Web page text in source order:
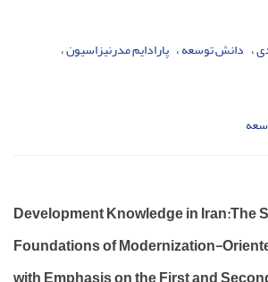
دانش توسعه پارادایم مدرنیزاسیون
Development Knowledge in Iran:The
Foundations of Modernization-